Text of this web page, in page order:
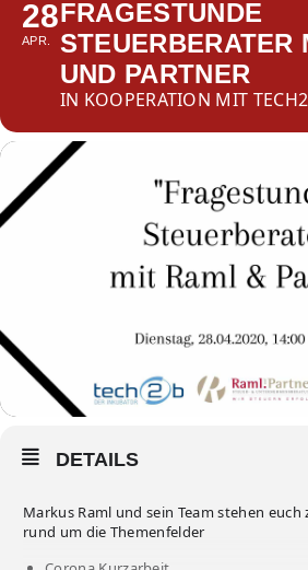
28
APR.
FRAGESTUNDE
STEUERBERATER
UND PARTNER
IN KOOPERATION MIT
DETAILS
Markus Raml und sein Team stehen euch
rund um die Themenfelder